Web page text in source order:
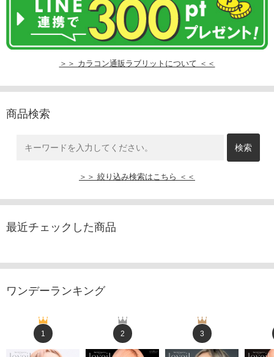
＞＞ カラコン通販ラブリットについて ＜＜
商品検索
＞＞ 絞り込み検索はこちら ＜＜
最近チェックした商品
ワンデーランキング
1 2 3